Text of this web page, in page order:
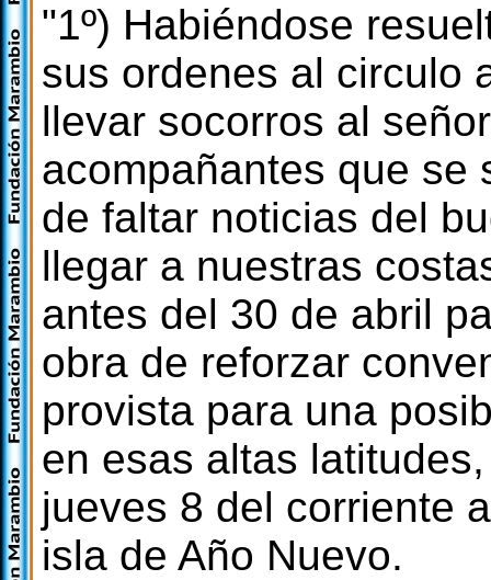
"1º) Habiéndose
sus ordenes al circulo
llevar socorros al
acompañantes que se
de faltar noticias del
llegar a nuestras
antes del 30 de abril
obra de reforzar
provista para una
en esas altas
jueves 8 del corriente
isla de Año Nuevo.